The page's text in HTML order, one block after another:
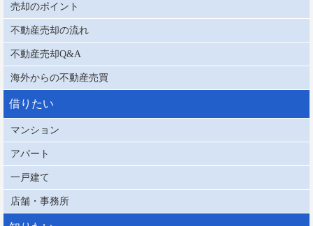
売却のポイント
不動産売却の流れ
不動産売却Q&A
海外からの不動産売買
借りたい
マンション
アパート
一戸建て
店舗・事務所